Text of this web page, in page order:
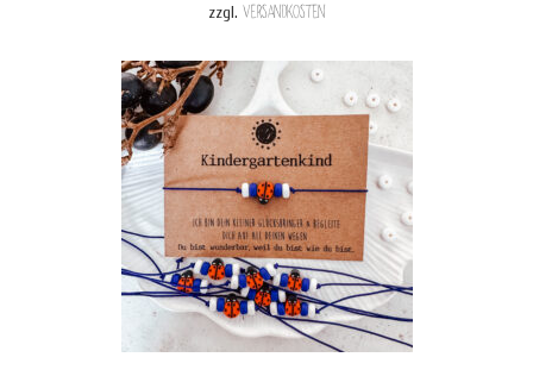
zzgl. Versandkosten